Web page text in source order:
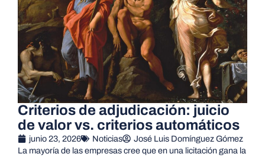
Criterios de adjudicación: juicio
de valor vs. criterios automáticos
junio 23, 2026 Noticias
José Luis Domínguez Gómez
La mayoría de las empresas cree que en una licitación gana la